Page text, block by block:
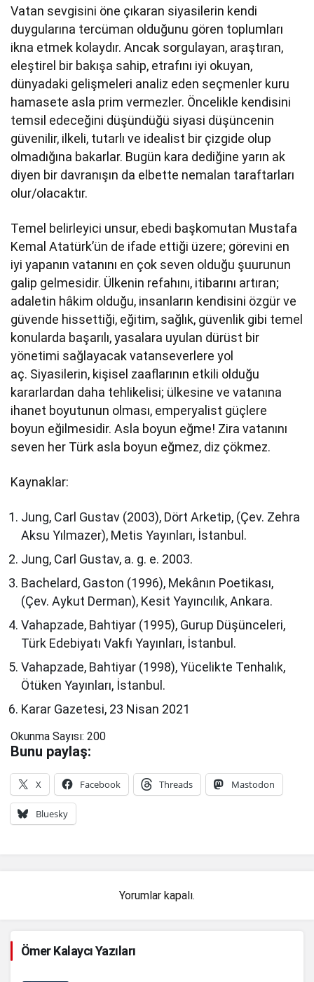
Vatan sevgisini öne çıkaran siyasilerin kendi
duygularına tercüman olduğunu gören toplumları
ikna etmek kolaydır. Ancak sorgulayan, araştıran,
eleştirel bir bakışa sahip, etrafını iyi okuyan,
dünyadaki gelişmeleri analiz eden seçmenler kuru
hamasete asla prim vermezler. Öncelikle kendisini
temsil edeceğini düşündüğü siyasi düşüncenin
güvenilir, ilkeli, tutarlı ve idealist bir çizgide olup
olmadığına bakarlar. Bugün kara dediğine yarın ak
diyen bir davranışın da elbette nemalan taraftarları
olur/olacaktır.
Temel belirleyici unsur, ebedi başkomutan Mustafa
Kemal Atatürk’ün de ifade ettiği üzere; görevini en
iyi yapanın vatanını en çok seven olduğu şuurunun
galip gelmesidir. Ülkenin refahını, itibarını artıran;
adaletin hâkim olduğu, insanların kendisini özgür ve
güvende hissettiği, eğitim, sağlık, güvenlik gibi temel
konularda başarılı, yasalara uyulan dürüst bir
yönetimi sağlayacak vatanseverlere yol
aç. Siyasilerin, kişisel zaaflarının etkili olduğu
kararlardan daha tehlikelisi; ülkesine ve vatanına
ihanet boyutunun olması, emperyalist güçlere
boyun eğilmesidir. Asla boyun eğme! Zira vatanını
seven her Türk asla boyun eğmez, diz çökmez.
Kaynaklar:
Jung, Carl Gustav (2003), Dört Arketip, (Çev. Zehra
Aksu Yılmazer), Metis Yayınları, İstanbul.
Jung, Carl Gustav, a. g. e. 2003.
Bachelard, Gaston (1996), Mekânın Poetikası,
(Çev. Aykut Derman), Kesit Yayıncılık, Ankara.
Vahapzade, Bahtiyar (1995), Gurup Düşünceleri,
Türk Edebiyatı Vakfı Yayınları, İstanbul.
Vahapzade, Bahtiyar (1998), Yücelikte Tenhalık,
Ötüken Yayınları, İstanbul.
Karar Gazetesi, 23 Nisan 2021
Okunma Sayısı: 200
Bunu paylaş:
X Facebook Threads Mastodon
Bluesky
Yorumlar kapalı.
Ömer Kalaycı Yazıları